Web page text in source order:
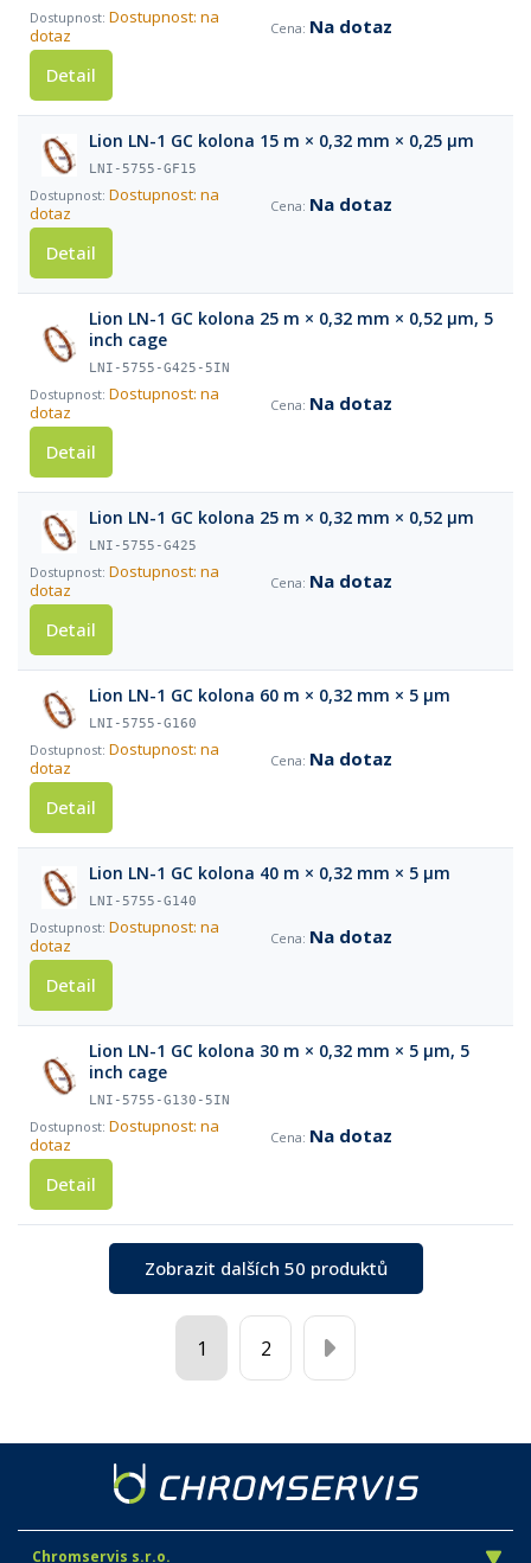
Dostupnost: na
dotaz
Na dotaz
Detail
Lion LN-1 GC kolona 15 m × 0,32 mm × 0,25 µm
LNI-5755-GF15
Dostupnost: na
dotaz
Na dotaz
Detail
Lion LN-1 GC kolona 25 m × 0,32 mm × 0,52 µm, 5
inch cage
LNI-5755-G425-5IN
Dostupnost: na
dotaz
Na dotaz
Detail
Lion LN-1 GC kolona 25 m × 0,32 mm × 0,52 µm
LNI-5755-G425
Dostupnost: na
dotaz
Na dotaz
Detail
Lion LN-1 GC kolona 60 m × 0,32 mm × 5 µm
LNI-5755-G160
Dostupnost: na
dotaz
Na dotaz
Detail
Lion LN-1 GC kolona 40 m × 0,32 mm × 5 µm
LNI-5755-G140
Dostupnost: na
dotaz
Na dotaz
Detail
Lion LN-1 GC kolona 30 m × 0,32 mm × 5 µm, 5
inch cage
LNI-5755-G130-5IN
Dostupnost: na
dotaz
Na dotaz
Detail
Zobrazit dalších 50 produktů
1 2
Chromservis s.r.o.